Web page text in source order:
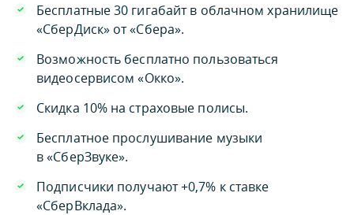
Бесплатные 30 гигабайт в облачном хранилище
«СберДиск» от «Сбера».
Возможность бесплатно пользоваться
видеосервисом «Окко».
Скидка 10% на страховые полисы.
Бесплатное прослушивание музыки
в «СберЗвуке».
Подписчики получают +0,7% к ставке
«СберВклада».